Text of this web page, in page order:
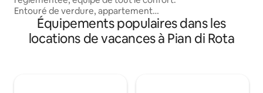
Entouré de verdure, appartement
élégant, lumineux, accueillant et calme,
composé d’un salon, d’une cuisine
ouverte, de deux chambres, de deux
en toute intimité
unique, équipé
votre disposition
Équipements populaires dans les
locations de vacances à Pian di Rota